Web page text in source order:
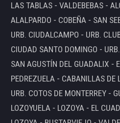
LAS TABLAS - VALDEBEBAS -
ALALPARDO - COBEÑA - SAN
URB. CIUDALCAMPO - URB.
CIUDAD SANTO DOMINGO -
SAN AGUSTÍN DEL GUADALIX -
PEDREZUELA - CABANILLAS DE
URB. COTOS DE MONTERREY -
LOZOYUELA - LOZOYA - EL